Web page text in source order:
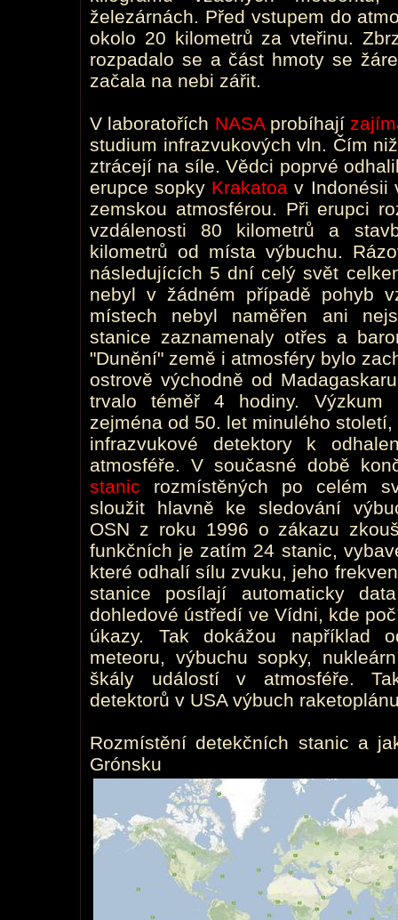
železárnách. Před vstupem do
okolo 20 kilometrů za vteřinu.
rozpadalo se a část hmoty se
začala na nebi zářit.
V laboratořích NASAprobíhají
studium infrazvukových vln. Čím
ztrácejí na síle. Vědci poprvé
erupce sopky Krakatoa v Indonésii
zemskou atmosférou. Při erupci
vzdálenosti 80 kilometrů a
kilometrů od místa výbuchu.
následujících 5 dní celý svět
nebyl v žádném případě pohyb
místech nebyl naměřen ani
stanice zaznamenaly otřes a
"Dunění" země i atmosféry bylo
ostrově východně od
trvalo téměř 4 hodiny. Výzkum
zejména od 50. let minulého
infrazvukové detektory k
atmosféře. V současné době
stanic rozmístěných po celém
sloužit hlavně ke sledování
OSN z roku 1996 o zákazu
funkčních je zatím 24 stanic,
které odhalí sílu zvuku, jeho
stanice posílají automaticky
dohledové ústředí ve Vídni, kde
úkazy. Tak dokážou například
meteoru, výbuchu sopky,
škály událostí v atmosféře.
detektorů v USA výbuch
Rozmístění detekčních stanic a
Grónsku